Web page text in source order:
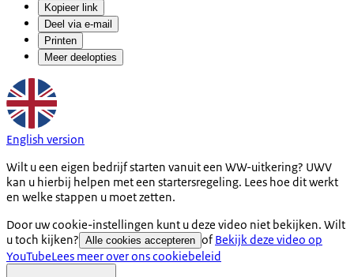
Kopieer link
Deel via e-mail
Printen
Meer deelopties
English version
Wilt u een eigen bedrijf starten vanuit een WW-uitkering? UWV
kan u hierbij helpen met een startersregeling. Lees hoe dit werkt
en welke stappen u moet zetten.
Door uw cookie-instellingen kunt u deze video niet bekijken. Wilt
u toch kijken? Alle cookies accepteren of Bekijk deze video op
YouTubeLees meer over ons cookiebeleid